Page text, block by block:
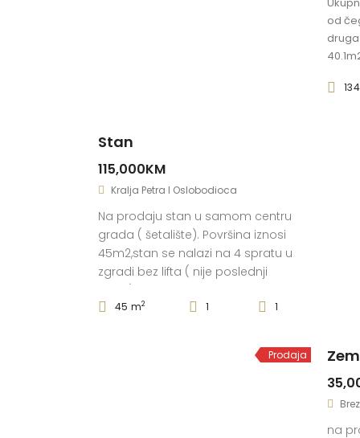
od
Stan
115,000KM
Kralja Petra I Oslobodioca
Na prodaju stan u samom centru
grada ( šetalište). Površina iznosi
45m2,stan se nalazi na 4 spratu u
zgradi bez lifta ( nije poslednji
hodnik,wc,trpezarija,kuhinja,dnevna
se prodaje namjesten. Stolarija
45 m2 1 1
Prodaja
na